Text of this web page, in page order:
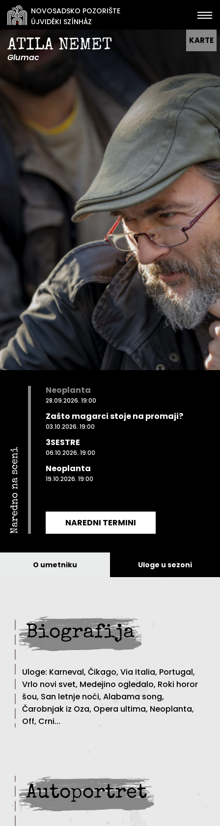
NOVOSADSKO POZORIŠTE
ÚJVIDÉKI SZÍNHÁZ
KARTE
ATILA NEMET
Glumac
Naredno na sceni
Neoplanta
28.09.2026. 19:00
Zašto magarci stoje na promaji?
03.10.2026. 19:00
3SESTRE
06.10.2026. 19:00
Neoplanta
19.10.2026. 19:00
NAREDNI TERMINI
O umetniku Uloge u sezoni
Biografija
Uloge: Karneval, Čikago, Via Italia, Portugal,
Vrlo novi svet, Medejino ogledalo, Roki horor
šou, San letnje noći, Alabama song,
Čarobnjak iz Oza, Opera ultima, Neoplanta,
Off, Crni...
Autoportret